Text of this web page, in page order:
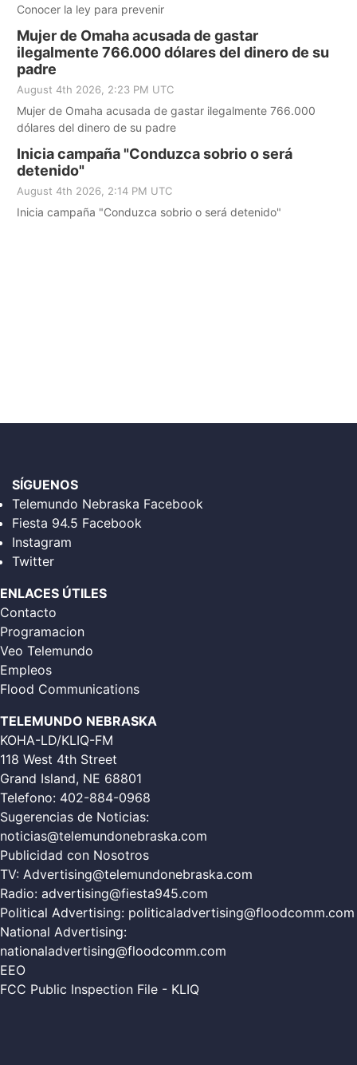
Conocer la ley para prevenir
Mujer de Omaha acusada de gastar
ilegalmente 766.000 dólares del dinero de su
padre
August 4th 2026, 2:23 PM UTC
Mujer de Omaha acusada de gastar ilegalmente 766.000
dólares del dinero de su padre
Inicia campaña "Conduzca sobrio o será
detenido"
August 4th 2026, 2:14 PM UTC
Inicia campaña "Conduzca sobrio o será detenido"
SÍGUENOS
Telemundo Nebraska Facebook
Fiesta 94.5 Facebook
Instagram
Twitter
ENLACES ÚTILES
Contacto
Programacion
Veo Telemundo
Empleos
Flood Communications
TELEMUNDO NEBRASKA
KOHA-LD/KLIQ-FM
118 West 4th Street
Grand Island, NE 68801
Telefono: 402-884-0968
Sugerencias de Noticias:
noticias@telemundonebraska.com
Publicidad con Nosotros
TV: Advertising@telemundonebraska.com
Radio: advertising@fiesta945.com
Political Advertising: politicaladvertising@floodcomm.com
National Advertising:
nationaladvertising@floodcomm.com
EEO
FCC Public Inspection File - KLIQ